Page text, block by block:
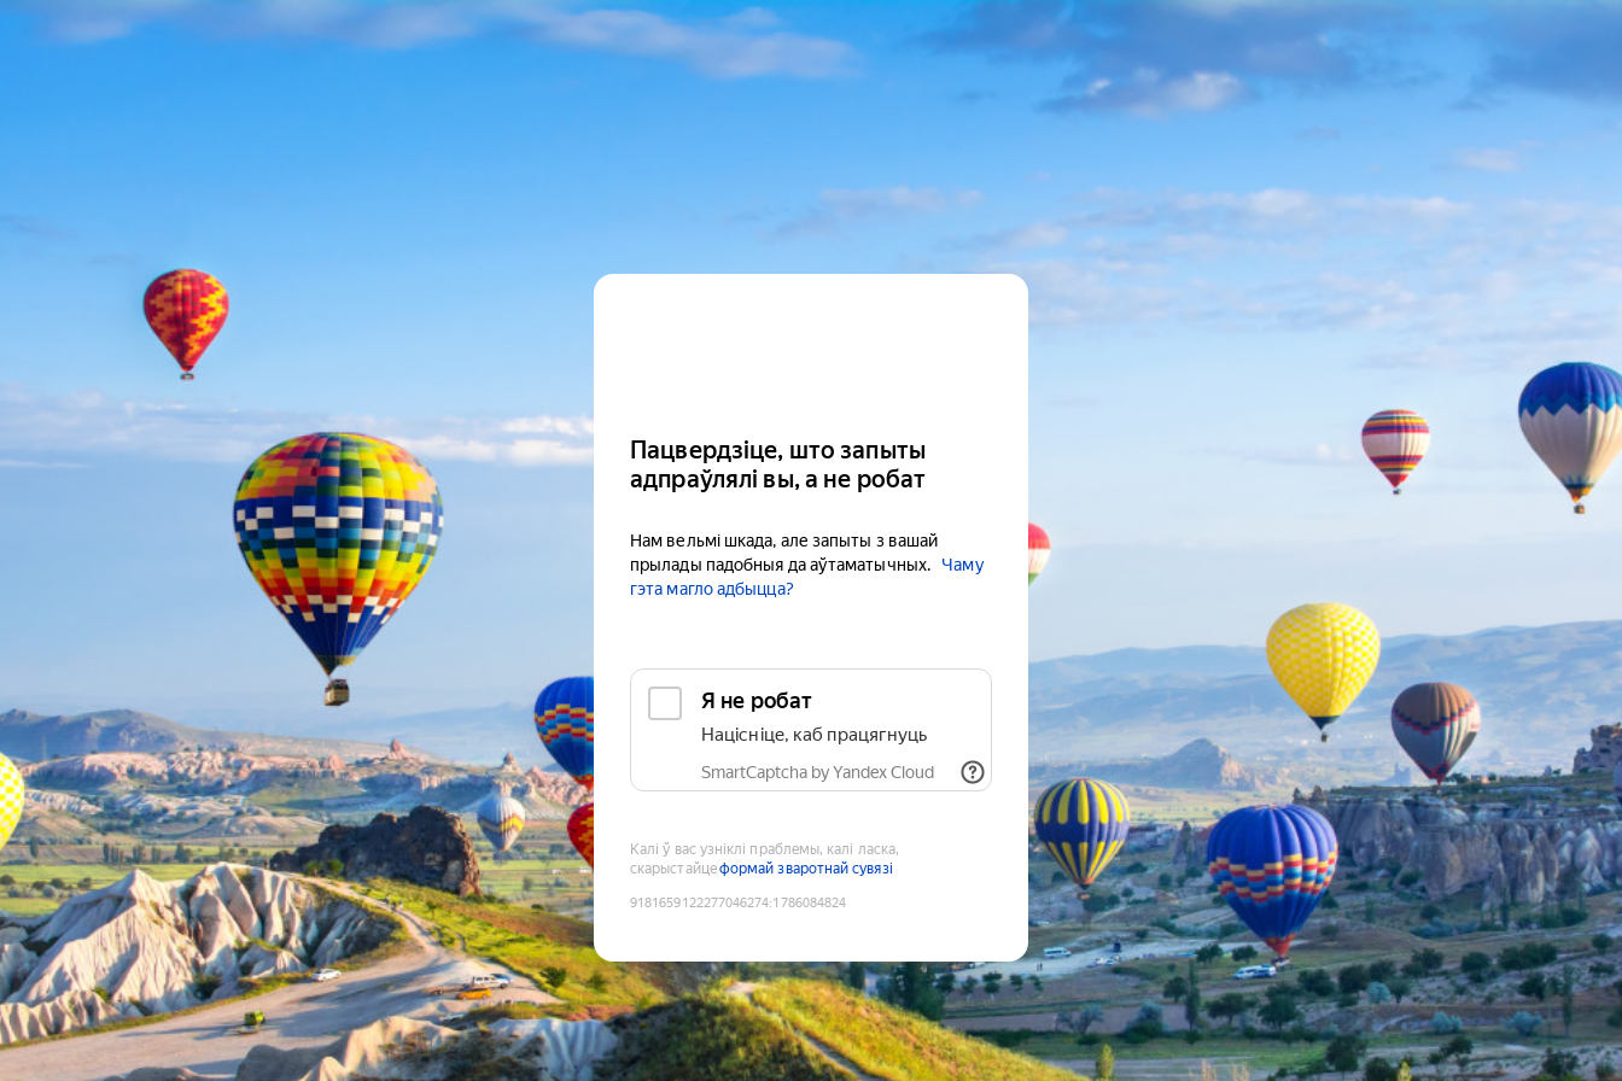
Пацвердзіце, што запыты
адпраўлялі вы, а не робат
Нам вельмі шкада, але запыты з вашай
прылады падобныя да аўтаматычных.
Чаму
гэта магло адбыцца?
Я не робат
Націсніце, каб працягнуць
SmartCaptcha by Yandex Cloud
Калі ў вас узніклі праблемы, калі ласка,
скарыстайцеформай зваротнай сувязі
9181659122277046274:1786084824